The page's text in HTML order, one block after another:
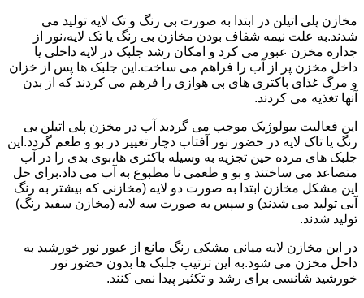
مخازن پلی اتیلن در ابتدا به صورت بی رنگ و تک لایه تولید می
شدند.به علت نیمه شفاف بودن مخازن بی رنگ یا تک لایه،نور از
جداره مخزن عبور می کرد و امکان رشد جلبک در لایه داخلی یا
داخل مخزن پر از آب را فراهم می ساخت.این جلبک ها پس از خزان
و مرگ غذای باکتری های بی هوازی را فرهم می کردند که از بدن
آنها تغذیه می کردند.
این فعالیت بیولوژیک موجب می گردید آب در مخزن پلی اتیلن بی
رنگ یا تاک لایه در حضور نور آفتاب دچار تغییر در بو و طعم گردد.این
جلبک های مرده حین تجزیه به وسیله باکتری ها،بوی بدی را در آب
متصاعد می ساختند و بو و طعمی نا مطبوع به آب می داد.برای حل
این مشکل مخازن ابتدا به صورت دو لایه (مخازنی که بیشتر به رنگ
آبی تولید می شدند) و سپس به صورت سه لایه (مخازن سفید رنگ)
تولید شدند.
در این مخازن لایه میانی مشکی رنگ مانع از عبور نور خورشید به
داخل مخزن می شود.به این ترتیب جلبک ها بدون حضور نور
خورشید شانسی برای رشد و تکثیر پیدا نمی کنند.